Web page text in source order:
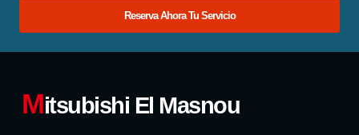
Reserva Ahora Tu Servicio
Mitsubishi El Masnou